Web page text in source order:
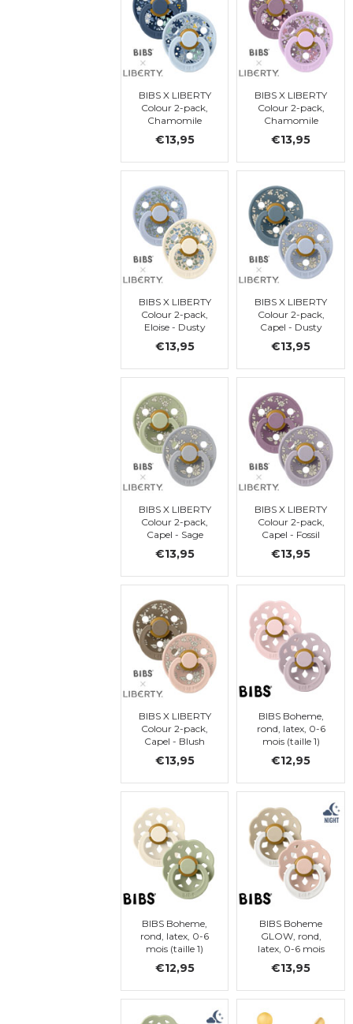
BIBS X LIBERTY
Colour 2-pack,
Chamomile
Blue Mix, ronde,
€13,95
BIBS X LIBERTY
Colour 2-pack,
Chamomile
Sky Mix, ronde,
€13,95
BIBS X LIBERTY
Colour 2-pack,
Eloise - Dusty
Blue Mix, ronde,
t. 1
€13,95
BIBS X LIBERTY
Colour 2-pack,
Capel - Dusty
Blue Mix, ronde,
t. 1
€13,95
BIBS X LIBERTY
Colour 2-pack,
Capel - Sage
€13,95
BIBS X LIBERTY
Colour 2-pack,
Capel - Fossil
t. 1
€13,95
BIBS X LIBERTY
Colour 2-pack,
Capel - Blush
Mix, ronde, t. 1
€13,95
BIBS Boheme,
rond, latex, 0-6
mois (taille 1)
€12,95
BIBS Boheme,
rond, latex, 0-6
mois (taille 1)
€12,95
BIBS Boheme
GLOW, rond,
latex, 0-6 mois
(taille 1)
€13,95